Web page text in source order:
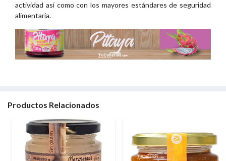
actividad así como con los mayores estándares de seguridad
alimentaria.
Productos Relacionados